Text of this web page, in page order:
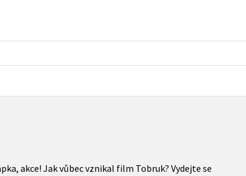
akce! Jak vůbec vznikal film Tobruk? Vydejte se